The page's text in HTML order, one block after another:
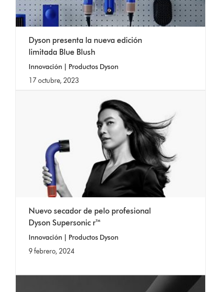
Dyson presenta la nueva edición
limitada Blue Blush
Innovación | Productos Dyson
17 octubre, 2023
Nuevo secador de pelo profesional
Dyson Supersonic r™
Innovación | Productos Dyson
9 febrero, 2024